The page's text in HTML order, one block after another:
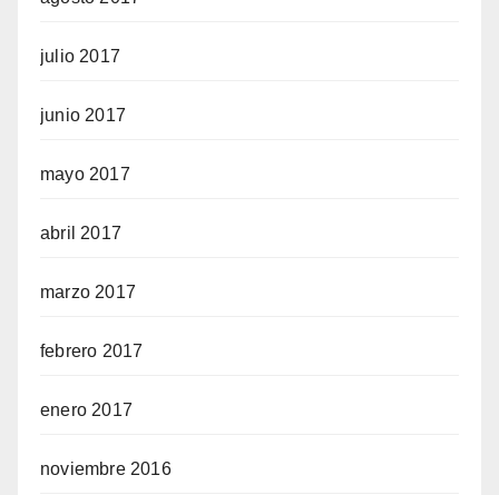
julio 2017
junio 2017
mayo 2017
abril 2017
marzo 2017
febrero 2017
enero 2017
noviembre 2016